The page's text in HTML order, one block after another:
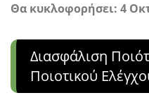
Θα κυκλοφορήσει: 4
Διασφάλιση
Ποιοτικού